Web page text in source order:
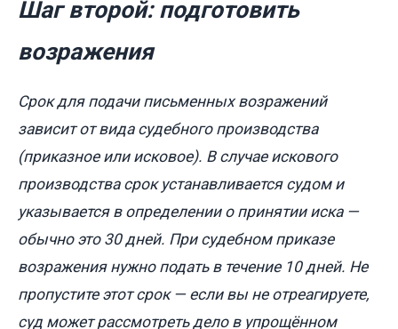
Шаг второй: подготовить
возражения
Срок для подачи письменных возражений
зависит от вида судебного производства
(приказное или исковое). В случае искового
производства срок устанавливается судом и
указывается в определении о принятии иска —
обычно это 30 дней. При судебном приказе
возражения нужно подать в течение 10 дней. Не
пропустите этот срок — если вы не отреагируете,
суд может рассмотреть дело в упрощённом